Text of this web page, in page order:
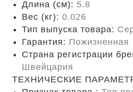
Длина (cм): 5.8
Вес (кг): 0.026
Тип выпуска товара:
Гарантия: Пожизненная
Страна регистрации
Швейцария
ТЕХНИЧЕСКИЕ